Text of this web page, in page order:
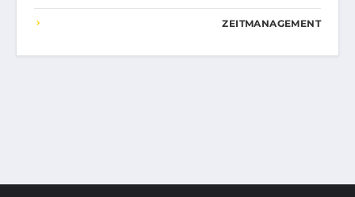
ZEITMANAGEMENT